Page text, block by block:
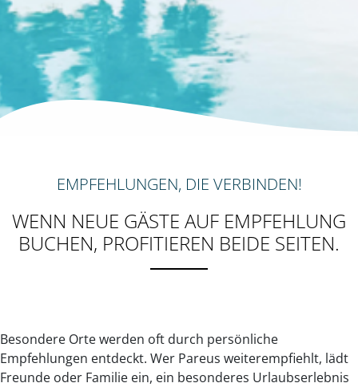
EMPFEHLUNGEN, DIE VERBINDEN!
WENN NEUE GÄSTE AUF EMPFEHLUNG
BUCHEN, PROFITIEREN BEIDE SEITEN.
Besondere Orte werden oft durch persönliche
Empfehlungen entdeckt. Wer Pareus weiterempfiehlt, lädt
Freunde oder Familie ein, ein besonderes Urlaubserlebnis